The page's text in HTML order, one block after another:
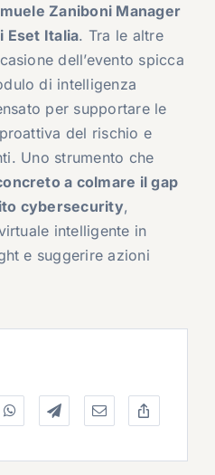
Zaniboni Manager
Eset Italia. Tra le altre
dell’evento spicca
di intelligenza
per supportare le
del rischio e
Uno strumento che
a colmare il gap
cybersecurity,
intelligente in
e suggerire azioni